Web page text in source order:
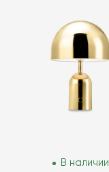
В наличии